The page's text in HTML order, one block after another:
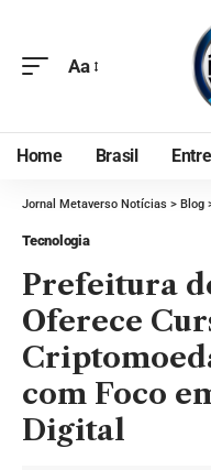
Aa
Home Brasil
Jornal Metaverso Notícias > Blog
Tecnologia
Prefeitura
Oferece
com Foco
Digital